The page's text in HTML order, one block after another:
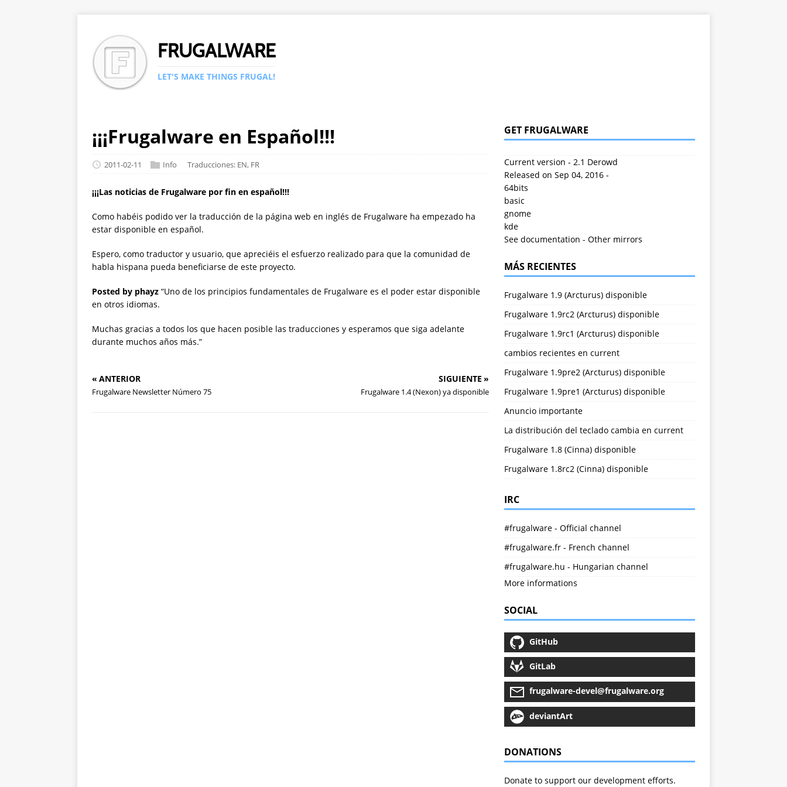
FRUGALWARE
LET'S MAKE THINGS FRUGAL!
¡¡¡Frugalware en Español!!!
2011-02-11 Info Traducciones: EN, FR
¡¡¡Las noticias de Frugalware por fin en español!!!
Como habéis podido ver la traducción de la página web en inglés de Frugalware ha empezado ha
estar disponible en español.
Espero, como traductor y usuario, que apreciéis el esfuerzo realizado para que la comunidad de
habla hispana pueda beneficiarse de este proyecto.
Posted by phayz “Uno de los principios fundamentales de Frugalware es el poder estar disponible
en otros idiomas.
Muchas gracias a todos los que hacen posible las traducciones y esperamos que siga adelante
durante muchos años más.”
« ANTERIOR
Frugalware Newsletter Número 75
SIGUIENTE »
Frugalware 1.4 (Nexon) ya disponible
GET FRUGALWARE
Current version - 2.1 Derowd
Released on Sep 04, 2016 -
64bits
basic
gnome
kde
See documentation - Other mirrors
MÁS RECIENTES
Frugalware 1.9 (Arcturus) disponible
Frugalware 1.9rc2 (Arcturus) disponible
Frugalware 1.9rc1 (Arcturus) disponible
cambios recientes en current
Frugalware 1.9pre2 (Arcturus) disponible
Frugalware 1.9pre1 (Arcturus) disponible
Anuncio importante
La distribución del teclado cambia en current
Frugalware 1.8 (Cinna) disponible
Frugalware 1.8rc2 (Cinna) disponible
IRC
#frugalware - Official channel
#frugalware.fr - French channel
#frugalware.hu - Hungarian channel
More informations
SOCIAL
GitHub
GitLab
frugalware-devel@frugalware.org
deviantArt
DONATIONS
Donate to support our development efforts.